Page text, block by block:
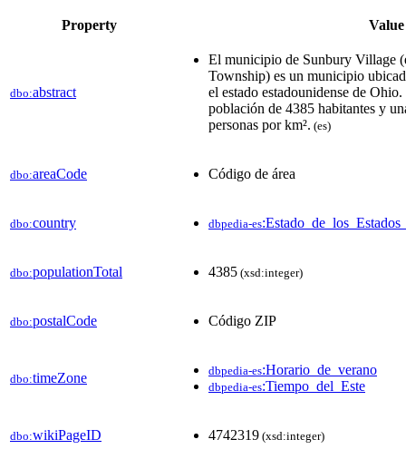
Property Value
dbo:abstract
El municipio de Sunbury Village
Township) es un municipio
el estado estadounidense de
población de 4385 habitantes y
personas por km².​ (es)
dbo:areaCode Código de área
dbo:country dbpedia-es
dbo:populationTotal 4385 (xsd:integer)
dbo:postalCode Código ZIP
dbo:timeZone dbpedia-es:Horario_de_verano
dbpedia-es:Tiempo_del_Este
dbo:wikiPageID 4742319 (xsd:integer)